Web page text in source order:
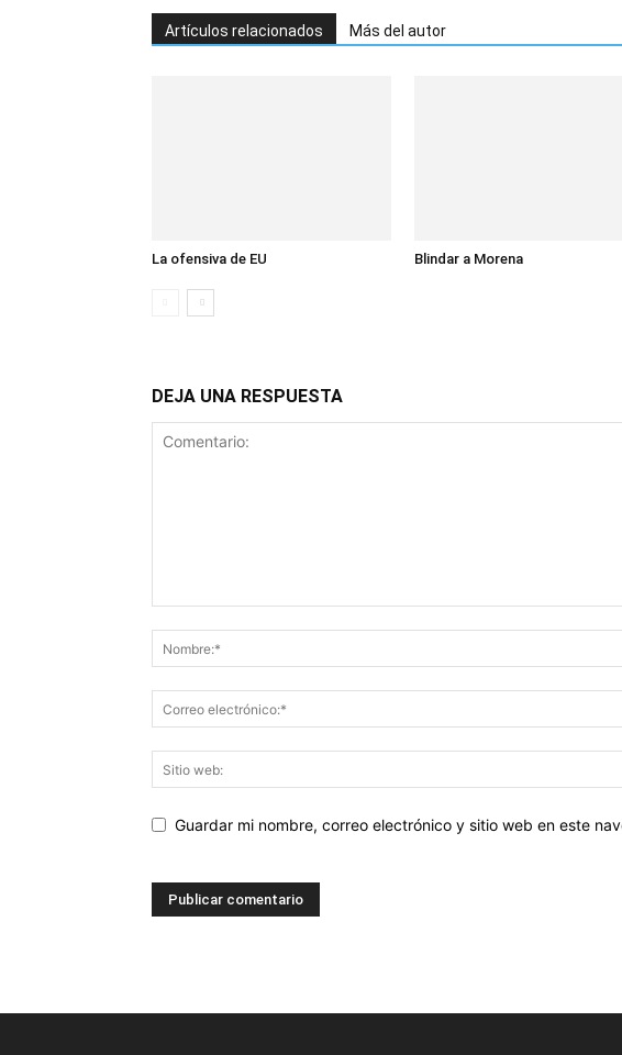
Artículos relacionados Más del autor
La ofensiva de EU Blindar a Morena
DEJA UNA RESPUESTA
Guardar mi nombre, correo electrónico y sitio web en este